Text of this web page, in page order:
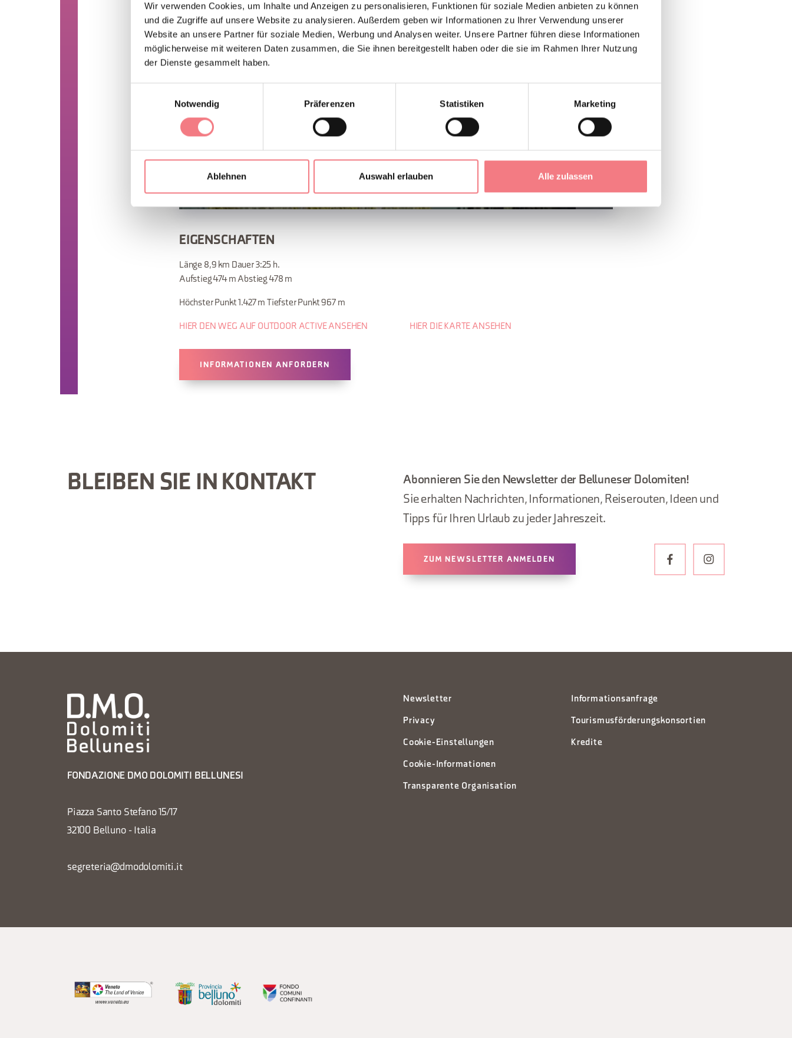
Wir verwenden Cookies, um Inhalte und Anzeigen zu personalisieren, Funktionen für soziale Medien anbieten zu können
und die Zugriffe auf unsere Website zu analysieren. Außerdem geben wir Informationen zu Ihrer Verwendung unserer
Website an unsere Partner für soziale Medien, Werbung und Analysen weiter. Unsere Partner führen diese Informationen
möglicherweise mit weiteren Daten zusammen, die Sie ihnen bereitgestellt haben oder die sie im Rahmen Ihrer Nutzung
der Dienste gesammelt haben.
Notwendig
Präferenzen Statistiken Marketing
Ablehnen Auswahl erlauben Alle zulassen
EIGENSCHAFTEN
Länge 8,9 km Dauer 3:25 h.
Aufstieg 474 m Abstieg 478 m
Höchster Punkt 1.427 m Tiefster Punkt 967 m
HIER DEN WEG AUF OUTDOOR ACTIVE ANSEHEN HIER DIE KARTE ANSEHEN
INFORMATIONEN ANFORDERN
BLEIBEN SIE IN KONTAKT
Abonnieren Sie den Newsletter der Belluneser Dolomiten!
Sie erhalten Nachrichten, Informationen, Reiserouten, Ideen und
Tipps für Ihren Urlaub zu jeder Jahreszeit.
ZUM NEWSLETTER ANMELDEN
FONDAZIONE DMO DOLOMITI BELLUNESI
Piazza Santo Stefano 15/17
32100 Belluno - Italia
segreteria@dmodolomiti.it
Newsletter
Privacy
Cookie-Einstellungen
Cookie-Informationen
Transparente Organisation
Informationsanfrage
Tourismusförderungskonsortien
Kredite